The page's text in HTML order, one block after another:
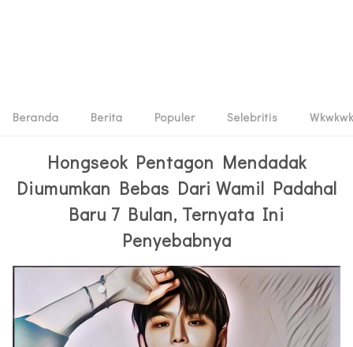
Beranda Berita Populer Selebritis Wkwkwk
Hongseok Pentagon Mendadak
Diumumkan Bebas Dari Wamil Padahal
Baru 7 Bulan, Ternyata Ini
Penyebabnya